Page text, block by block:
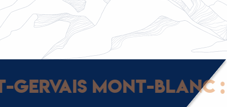
LES ACTEURS LOCAUX
Mont-Blanc :